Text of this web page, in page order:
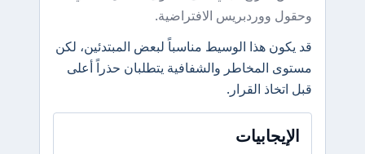
وحقول ووردبريس الافتراضية.
قد يكون هذا الوسيط مناسباً لبعض المبتدئين، لكن
مستوى المخاطر والشفافية يتطلبان حذراً أعلى
قبل اتخاذ القرار.
الإيجابيات